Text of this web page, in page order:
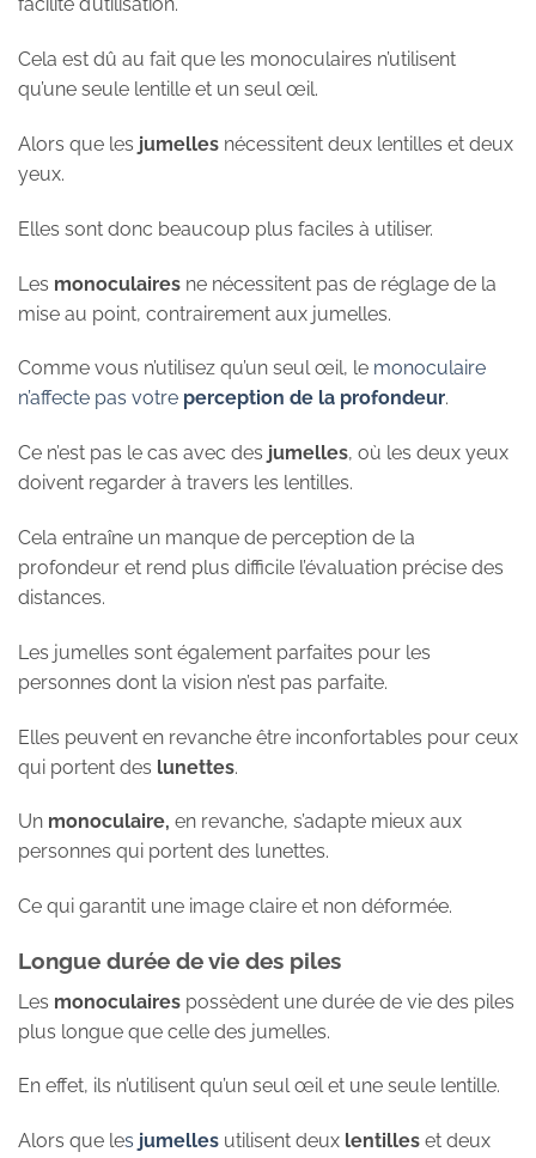
facilité d’utilisation.
Cela est dû au fait que les monoculaires n’utilisent
qu’une seule lentille et un seul œil.
Alors que les jumelles nécessitent deux lentilles et deux
yeux.
Elles sont donc beaucoup plus faciles à utiliser.
Les monoculaires ne nécessitent pas de réglage de la
mise au point, contrairement aux jumelles.
Comme vous n’utilisez qu’un seul œil, le monoculaire
n’affecte pas votre perception de la profondeur.
Ce n’est pas le cas avec des jumelles, où les deux yeux
doivent regarder à travers les lentilles.
Cela entraîne un manque de perception de la
profondeur et rend plus difficile l’évaluation précise des
distances.
Les jumelles sont également parfaites pour les
personnes dont la vision n’est pas parfaite.
Elles peuvent en revanche être inconfortables pour ceux
qui portent des lunettes.
Un monoculaire, en revanche, s’adapte mieux aux
personnes qui portent des lunettes.
Ce qui garantit une image claire et non déformée.
Longue durée de vie des piles
Les monoculaires possèdent une durée de vie des piles
plus longue que celle des jumelles.
En effet, ils n’utilisent qu’un seul œil et une seule lentille.
Alors que les jumelles utilisent deux lentilles et deux